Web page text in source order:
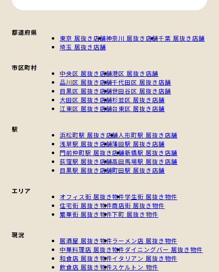
都道府県
東京 居抜き店舗神奈川 居抜き店舗千葉 居抜き店舗
埼玉 居抜き店舗
市区町村
中央区 居抜き店舗港区 居抜き店舗
品川区 居抜き店舗千代田区 居抜き店舗
目黒区 居抜き店舗世田谷区 居抜き店舗
大田区 居抜き店舗杉並区 居抜き店舗
江東区 居抜き店舗台東区 居抜き店舗
駅
浜松町駅 居抜き店舗人形町駅 居抜き店舗
浅草駅 居抜き店舗蒲田駅 居抜き店舗
門前仲町駅 居抜き店舗新橋駅 居抜き店舗
荻窪駅 居抜き店舗高田馬場駅 居抜き店舗
目黒駅 居抜き店舗町田駅 居抜き店舗
エリア
オフィス街 居抜き物件学生街 居抜き物件
住宅街 居抜き物件商店街 居抜き物件
繁華街 居抜き物件下町 居抜き物件
現況
居酒屋 居抜き物件ラーメン店 居抜き物件
中華料理店 居抜き物件ダイニングバー 居抜き物件
和食店 居抜き物件イタリアン 居抜き物件
飲食店 居抜き物件スケルトン 物件